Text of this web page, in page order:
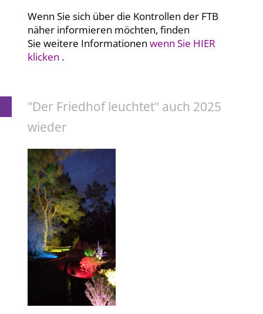
Wenn Sie sich über die Kontrollen der FTB
näher informieren möchten, finden
Sie weitere Informationen wenn Sie HIER
klicken .
"Der Friedhof leuchtet" auch 2025
wieder